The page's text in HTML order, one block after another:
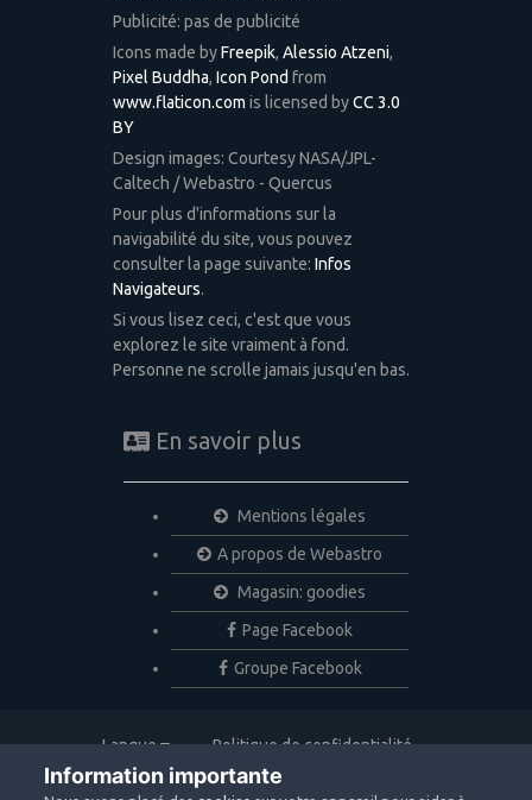
Publicité: pas de publicité
Icons made byFreepik, Alessio Atzeni,
Pixel Buddha, Icon Pond from
www.flaticon.com is licensed byCC 3.0
BY
Design images: Courtesy NASA/JPL-
Caltech / Webastro - Quercus
Pour plus d'informations sur la
navigabilité du site, vous pouvez
consulter la page suivante: Infos
Navigateurs.
Si vous lisez ceci, c'est que vous
explorez le site vraiment à fond.
Personne ne scrolle jamais jusqu'en bas.
En savoir plus
Mentions légales
A propos de Webastro
Magasin: goodies
Page Facebook
Groupe Facebook
Langue
Politique de confidentialité
Nous contacter
Information importante